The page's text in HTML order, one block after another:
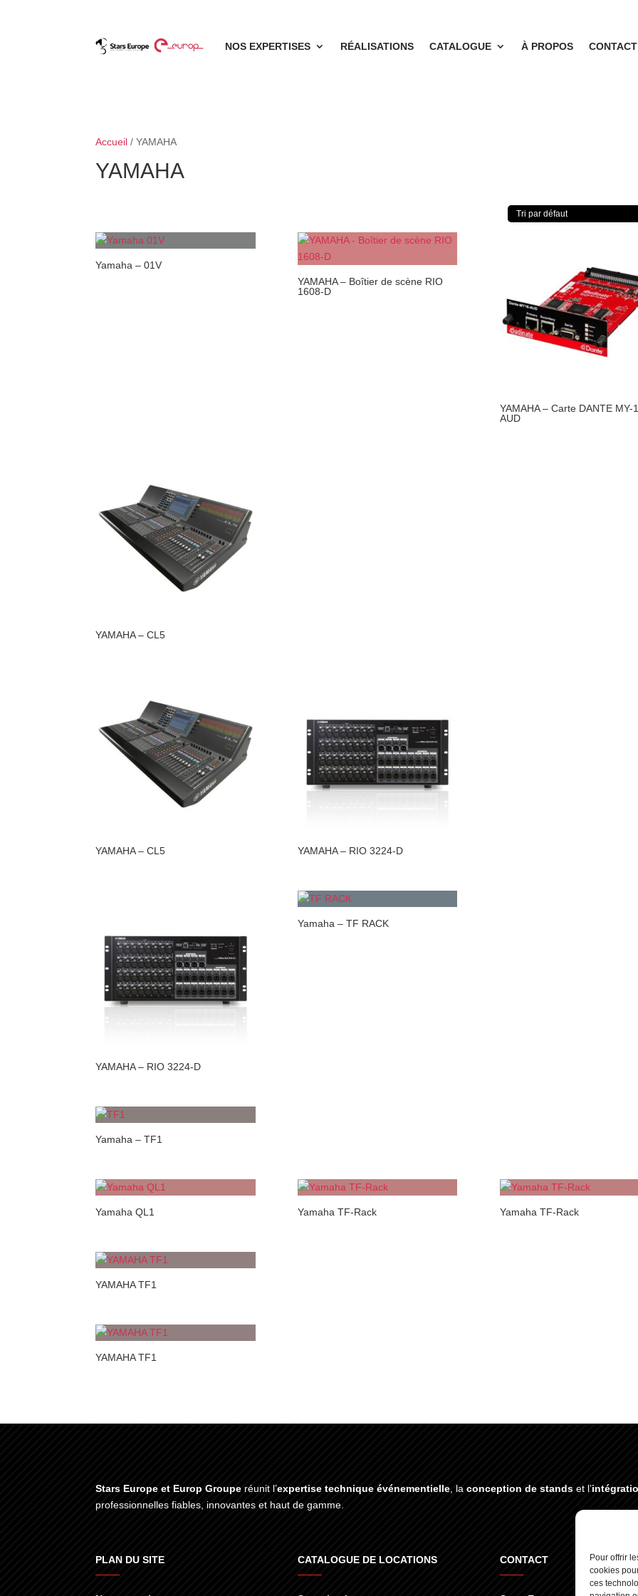
Pour offrir
cookies
ces
NOS EXPERTISES RÉALISATIONS CATALOGUE À PROPOS CONTACT
Accueil / YAMAHA
YAMAHA
Yamaha – 01V
YAMAHA – Boîtier de scène RIO
1608-D
YAMAHA – Carte DANTE MY-
AUD
YAMAHA – CL5
YAMAHA – CL5 YAMAHA – RIO 3224-D
YAMAHA – RIO 3224-D
Yamaha – TF RACK
Yamaha – TF1
Yamaha QL1 Yamaha TF-Rack Yamaha TF-Rack
YAMAHA TF1
YAMAHA TF1
Stars Europe et Europ Groupe réunit l’expertise technique événementielle , laconception de stands et l’
professionnelles fiables, innovantes et haut de gamme.
PLAN DU SITE CATALOGUE DE LOCATIONS CONTACT